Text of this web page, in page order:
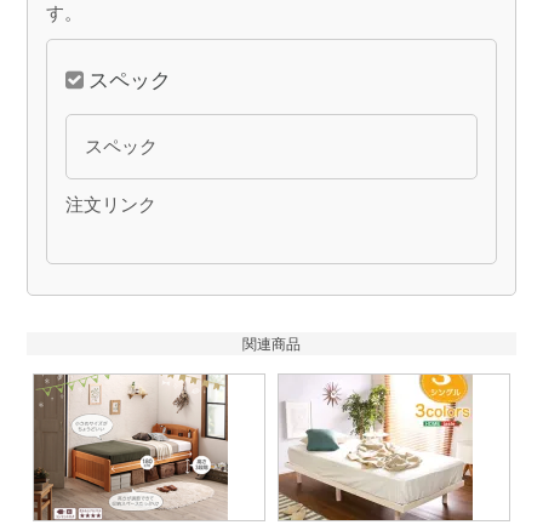
す。
スペック
スペック
注文リンク
関連商品